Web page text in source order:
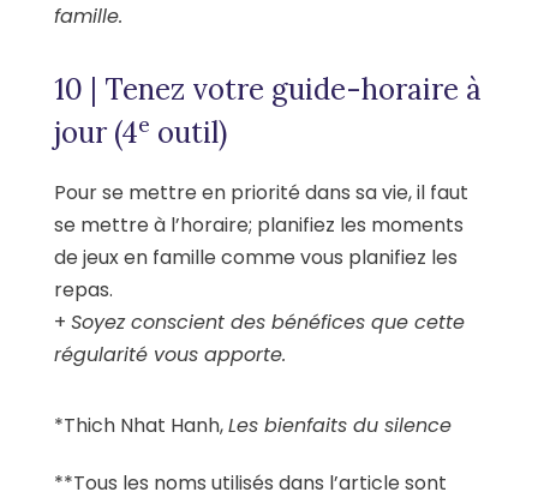
famille.
10 | Tenez votre guide-horaire à
jour (4e outil)
Pour se mettre en priorité dans sa vie, il faut
se mettre à l’horaire; planifiez les moments
de jeux en famille comme vous planifiez les
repas.
+ Soyez conscient des bénéfices que cette
régularité vous apporte.
*Thich Nhat Hanh,Les bienfaits du silence
**Tous les noms utilisés dans l’article sont